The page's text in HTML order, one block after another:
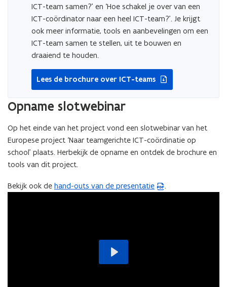
ICT-team samen?’ en ‘Hoe schakel je over van een
ICT-coördinator naar een heel ICT-team?’. Je krijgt
ook meer informatie, tools en aanbevelingen om een
ICT-team samen te stellen, uit te bouwen en
draaiend te houden.
Lees de brochure over ICT-teams
Opname slotwebinar
Op het einde van het project vond een slotwebinar van het
Europese project ‘Naar teamgerichte ICT-coördinatie op
school’ plaats. Herbekijk de opname en ontdek de brochure en
tools van dit project.
Bekijk ook de hand-outs van de presentatie
(
.
Play